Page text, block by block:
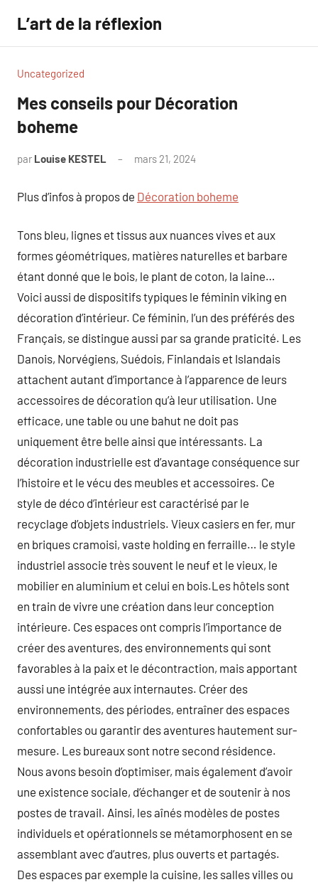
contenu
L’art de la réflexion
Uncategorized
Mes conseils pour Décoration
boheme
par Louise KESTEL mars 21, 2024
Plus d’infos à propos de Décoration boheme
Tons bleu, lignes et tissus aux nuances vives et aux
formes géométriques, matières naturelles et barbare
étant donné que le bois, le plant de coton, la laine…
Voici aussi de dispositifs typiques le féminin viking en
décoration d’intérieur. Ce féminin, l’un des préférés des
Français, se distingue aussi par sa grande praticité. Les
Danois, Norvégiens, Suédois, Finlandais et Islandais
attachent autant d’importance à l’apparence de leurs
accessoires de décoration qu’à leur utilisation. Une
efficace, une table ou une bahut ne doit pas
uniquement être belle ainsi que intéressants. La
décoration industrielle est d’avantage conséquence sur
l’histoire et le vécu des meubles et accessoires. Ce
style de déco d’intérieur est caractérisé par le
recyclage d’objets industriels. Vieux casiers en fer, mur
en briques cramoisi, vaste holding en ferraille… le style
industriel associe très souvent le neuf et le vieux, le
mobilier en aluminium et celui en bois.Les hôtels sont
en train de vivre une création dans leur conception
intérieure. Ces espaces ont compris l’importance de
créer des aventures, des environnements qui sont
favorables à la paix et le décontraction, mais apportant
aussi une intégrée aux internautes. Créer des
environnements, des périodes, entraîner des espaces
confortables ou garantir des aventures hautement sur-
mesure. Les bureaux sont notre second résidence.
Nous avons besoin d’optimiser, mais également d’avoir
une existence sociale, d’échanger et de soutenir à nos
postes de travail. Ainsi, les aînés modèles de postes
individuels et opérationnels se métamorphosent en se
assemblant avec d’autres, plus ouverts et partagés.
Des espaces par exemple la cuisine, les salles villes ou